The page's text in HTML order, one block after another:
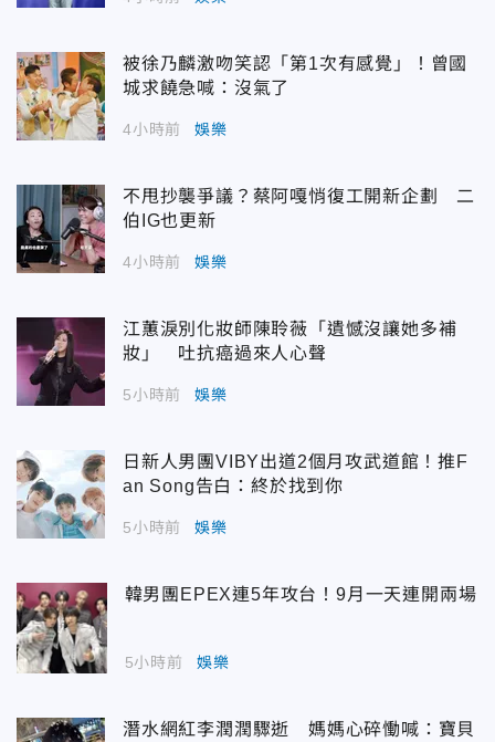
被徐乃麟激吻笑認「第1次有感覺」！曾國
城求饒急喊：沒氣了
4小時前 娛樂
不甩抄襲爭議？蔡阿嘎悄復工開新企劃 二
伯IG也更新
4小時前 娛樂
江蕙淚別化妝師陳聆薇「遺憾沒讓她多補
妝」 吐抗癌過來人心聲
5小時前 娛樂
日新人男團VIBY出道2個月攻武道館！推F
an Song告白：終於找到你
5小時前 娛樂
韓男團EPEX連5年攻台！9月一天連開兩場
5小時前 娛樂
潛水網紅李潤潤驟逝 媽媽心碎慟喊：寶貝